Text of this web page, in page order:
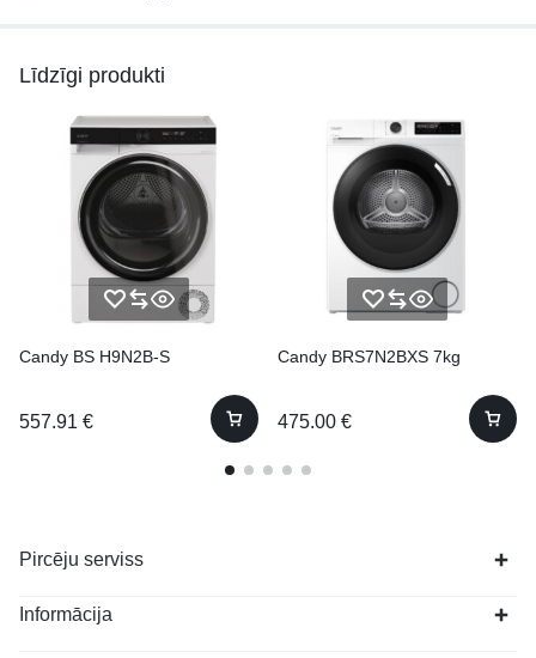
Līdzīgi produkti
Candy BS H9N2B-S
557.91 €
Candy BRS7N2BXS 7kg
475.00 €
Pircēju serviss
Informācija